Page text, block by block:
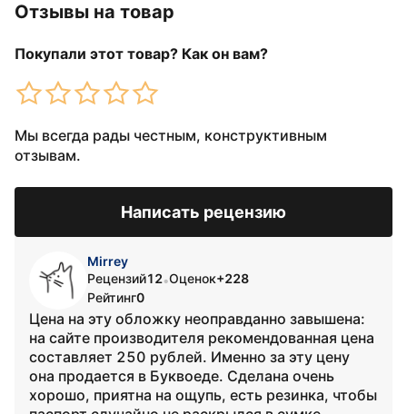
Отзывы на товар
Покупали этот товар? Как он вам?
Мы всегда рады честным, конструктивным
отзывам.
Написать рецензию
Mirrey
Рецензий12•Оценок+228
Рейтинг0
Цена на эту обложку неоправданно завышена:
на сайте производителя рекомендованная цена
составляет 250 рублей. Именно за эту цену
она продается в Буквоеде. Сделана очень
хорошо, приятна на ощупь, есть резинка, чтобы